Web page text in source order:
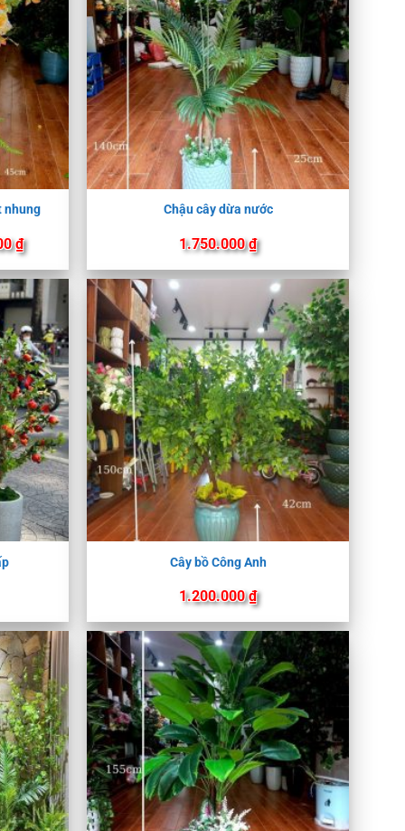
nhung
₫Khoảng
giá:
từ
1.750.000 ₫
đến
1.850.000 ₫
Chậu cây dừa nước
1.750.000₫
Cây bồ Công Anh
1.200.000₫